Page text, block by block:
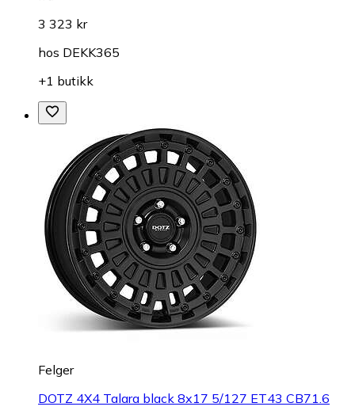
3 323 kr
hos DEKK365
+1 butikk
Felger
DOTZ 4X4 Talara black 8x17 5/127 ET43 CB71.6